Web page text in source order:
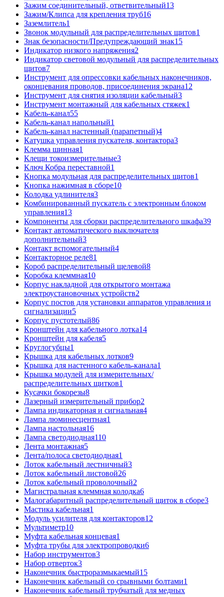
Зажим соединительный, ответвительный13
Зажим/Клипса для крепления труб16
Заземлитель1
Звонок модульный для распределительных щитов1
Знак безопасности/Предупреждающий знак15
Индикатор низкого напряжения2
Индикатор световой модульный для распределительных
щитов7
Инструмент для опрессовки кабельных наконечников,
оконцевания проводов, присоединения экрана12
Инструмент для снятия изоляции кабельный3
Инструмент монтажный для кабельных стяжек1
Кабель-канал55
Кабель-канал напольный1
Кабель-канал настенный (парапетный)4
Катушка управления пускателя, контактора3
Клемма шинная1
Клещи токоизмерительные3
Ключ Кобра переставной1
Кнопка модульная для распределительных щитов1
Кнопка нажимная в сборе10
Колодка удлинителя3
Комбинированный пускатель с электронным блоком
управления13
Компоненты для сборки распределительного шкафа39
Контакт автоматического выключателя
дополнительный3
Контакт вспомогательный4
Контакторное реле81
Короб распределительный щелевой8
Коробка клеммная10
Корпус накладной для открытого монтажа
электроустановочных устройств2
Корпус постов для установки аппаратов управления и
сигнализации5
Корпус пустотелый86
Кронштейн для кабельного лотка14
Кронштейн для кабеля5
Круглогубцы1
Крышка для кабельных лотков9
Крышка для настенного кабель-канала1
Крышка модулей для измерительных/
распределительных щитков1
Кусачки бокорезы8
Лазерный измерительный прибор2
Лампа индикаторная и сигнальная4
Лампа люминесцентная1
Лампа настольная16
Лампа светодиодная110
Лента монтажная5
Лента/полоса светодиодная1
Лоток кабельный лестничный3
Лоток кабельный листовой26
Лоток кабельный проволочный2
Магистральная клеммная колодка6
Малогабаритный распределительный щиток в сборе3
Мастика кабельная1
Модуль усилителя для контакторов12
Мультиметр10
Муфта кабельная концевая1
Муфта трубы для электропроводки6
Набор инструментов3
Набор отверток3
Наконечник быстроразмыкаемый15
Наконечник кабельный со срывными болтами1
Наконечник кабельный трубчатый для медных